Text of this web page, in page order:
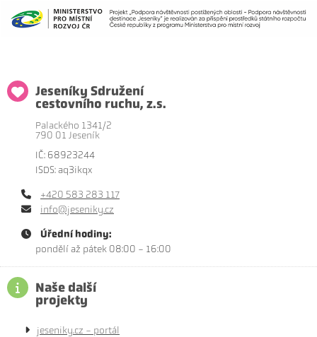
Jeseníky Sdružení
cestovního ruchu, z.s.
Palackého 1341/2
790 01 Jeseník
IČ: 68923244
ISDS: aq3ikqx
+420 583 283 117
info@jeseniky.cz
Úřední hodiny:
pondělí až pátek 08:00 - 16:00
Naše další
projekty
jeseniky.cz - portál